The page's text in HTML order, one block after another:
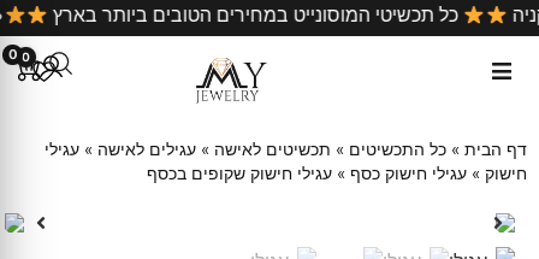
כל תכשיטי המוסונייט במחירים הטובים ביותר בארץ
0 0
דף הבית » כל התכשיטים » תכשיטים לאישה » עגילים לאישה » עגילי
חישוק » עגילי חישוק כסף » עגילי חישוק שקופים בכסף